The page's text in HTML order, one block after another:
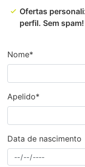
done Ofertas
perfil. Sem spam!
Nome*
Apelido*
Data de nascimento